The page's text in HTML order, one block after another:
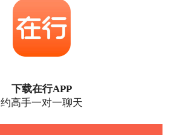
下载在行APP
约高手一对一聊天